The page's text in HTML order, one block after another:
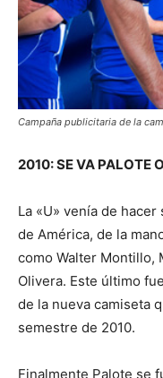
Campaña publicitaria de la
2010: SE VA PALOTE
La «U» venía de
de América, de la
como Walter Montillo,
Olivera. Este último
de la nueva camiseta
semestre de 2010.
Finalmente Palote se